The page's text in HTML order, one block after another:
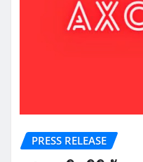
PRESS RELEASE